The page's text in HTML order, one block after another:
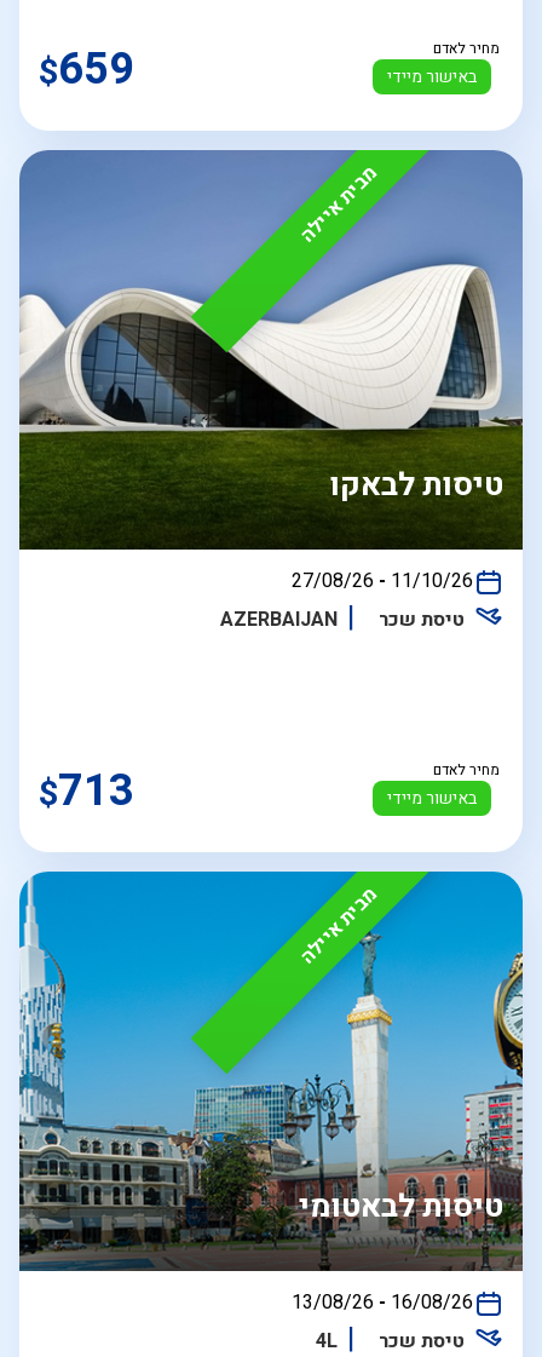
באישור מיידי
מחיר לאדם $659
מבית איילה
טיסות לבאקו
בין
27/08/26 - 11/10/26
טיסת שכר
AZERBAIJAN
באישור מיידי
מחיר לאדם $713
מבית איילה
טיסות לבאטומי
בין
13/08/26 - 16/08/26
טיסת שכר
4L